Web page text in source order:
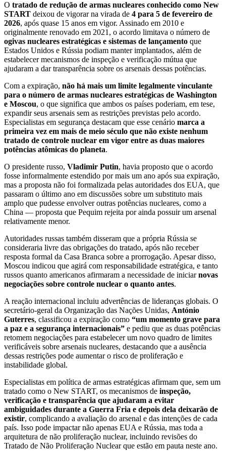
O tratado de redução de armas nucleares conhecido como New
START deixou de vigorar na virada de 4 para 5 de fevereiro de
2026, após quase 15 anos em vigor. Assinado em 2010 e
originalmente renovado em 2021, o acordo limitava o número de
ogivas nucleares estratégicas e sistemas de lançamento que
Estados Unidos e Rússia podiam manter implantados, além de
estabelecer mecanismos de inspeção e verificação mútua que
ajudaram a dar transparência sobre os arsenais dessas potências.
Com a expiração, não há mais um limite legalmente vinculante
para o número de armas nucleares estratégicas de Washington
e Moscou, o que significa que ambos os países poderiam, em tese,
expandir seus arsenais sem as restrições previstas pelo acordo.
Especialistas em segurança destacam que esse cenário marca a
primeira vez em mais de meio século que não existe nenhum
tratado de controle nuclear em vigor entre as duas maiores
potências atômicas do planeta.
O presidente russo, Vladimir Putin, havia proposto que o acordo
fosse informalmente estendido por mais um ano após sua expiração,
mas a proposta não foi formalizada pelas autoridades dos EUA, que
passaram o último ano em discussões sobre um substituto mais
amplo que pudesse envolver outras potências nucleares, como a
China — proposta que Pequim rejeita por ainda possuir um arsenal
relativamente menor.
Autoridades russas também disseram que a própria Rússia se
consideraria livre das obrigações do tratado, após não receber
resposta formal da Casa Branca sobre a prorrogação. Apesar disso,
Moscou indicou que agirá com responsabilidade estratégica, e tanto
russos quanto americanos afirmaram a necessidade de iniciarnovas
negociações sobre controle nuclear o quanto antes.
A reação internacional incluiu advertências de lideranças globais. O
secretário-geral da Organização das Nações Unidas, António
Guterres, classificou a expiração como “um momento grave para
a paz e a segurança internacionais” e pediu que as duas potências
retomem negociações para estabelecer um novo quadro de limites
verificáveis sobre arsenais nucleares, destacando que a ausência
dessas restrições pode aumentar o risco de proliferação e
instabilidade global.
Especialistas em política de armas estratégicas afirmam que, sem um
tratado como o New START, os mecanismos de inspeção,
verificação e transparência que ajudaram a evitar
ambiguidades durante a Guerra Fria e depois dela deixarão de
existir, complicando a avaliação do arsenal e das intenções de cada
país. Isso pode impactar não apenas EUA e Rússia, mas toda a
arquitetura de não proliferação nuclear, incluindo revisões do
Tratado de Não Proliferação Nuclear que estão em pauta neste ano.